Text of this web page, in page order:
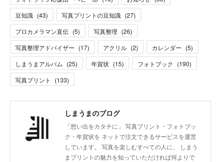
豆知識 (43) 写真プリントの豆知識 (27)
プロカメラマン直伝 (5) 写真整理 (26)
写真整理アドバイザー (17) アクリル (2) カレンダー (5)
しまうまアルバム (25) 年賀状 (15) フォトブック (190)
写真プリント
(133)
しまうまのブログ
「想い出をカタチに」 写真プリント・フォトブッ
ク・年賀状を ネットで注文できるサービスを運営
しています。 写真を楽しむすべての人に、 しまう
まプリントの魅力を知っていただければ何よりで